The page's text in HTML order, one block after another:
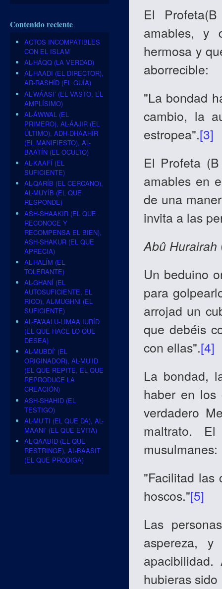
El
amables, y
hermosa y
aborrecible:
"La bondad
cambio, la
estropea".[3]
El Profeta
amables en
de una
invita a las
Abû Hurairah
Un beduino
para
arrojad un
que debéis
con ellas".[4]
La bondad,
haber en los
verdadero
maltrato.
musulmanes:
"Facilitad las
hoscos."[5]
Las
aspereza,
hubieras
Contenido reciente
ACTOS INCOMPATIBLES
CON EL ISLAM
AL-HÁQQ (LA VERDAD)
AL-HAADI (EL DIRECTOR),
AR-RASHÍD (EL GUÍA)
AL-WÁASI’ (EL VASTO, EL
AMPLÍSIMO)
AL-ÁWWAL (EL
PRIMERO), AL-ÁAJIR (EL
ÚLTIMO), ADH-DHAAHÍR
(EL MANIFIESTO), AL-
BAATÍN (EL OCULTO)
AL-KAAFÍ (EL
SUFICIENTE)
AL-QARÍB (EL CERCANO),
AL-MUYÍB (EL QUE
RESPONDE)
ASH-SHAAKIR (EL QUE
RECONOCE Y
RECOMPENSA EL BIEN),
ASH-SHAKUR (EL QUE
APRECIA)
AL-HALÍM (EL
TOLERANTE)
AL-GHANÍ (EL
AUTOSUFICIENTE, EL
RICO), AL-MUGHNI (EL
SUFICIENTE)
AL-FA’AALU-LIMAA IURÍD
(EL QUE HACE LO QUE
DESEA)
AL-MUBDÍ’ (EL
ORIGINADOR), AL-MU’ID
(EL QUE REPITE, EL QUE
REPRODUCE LA
CREACIÓN)
ASH-SHAHID (EL
TESTIGO)
AL-MU’TI (EL QUE DA), AL-
MAANI’ (EL QUE EVITA)
AL-QAABID (EL QUE
RESTRINGE), AL-BAASIT
(EL QUE PRODIGA)